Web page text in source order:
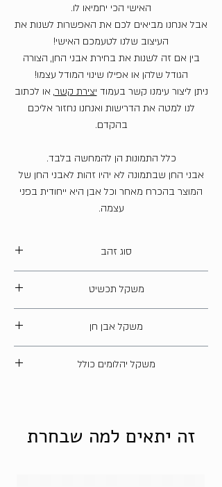
האישי הכי יחמיאו לו.
אבל אנחנו מביאים לכם את האפשרות לשנות את
העיצוב שלנו לטעמכם האישי!
בין אם זה לשנות את בחירת אבני החן, הצורה
הגודל שלהן או אפילו שינוי המודל עצמו!
ניתן ליצור עימנו קשר בעמוד יצירת קשר, או לכתוב
לנו למטה את הדרישות ואנחנו נחזור אליכם
בהקדם.
כלל התמונות הן להמחשה בלבד.
אבני החן שבתמונה לא יהיו זהות לאבני החן של
המוצר בהכרח מאחר וכל אבן היא ייחודית בפני
עצמה.
סוג זהב
משקל תכשיט
משקל אבן חן
משקל יהלומים כולל
צבע H ניקיון SI
זה יתאים למה שבחרת